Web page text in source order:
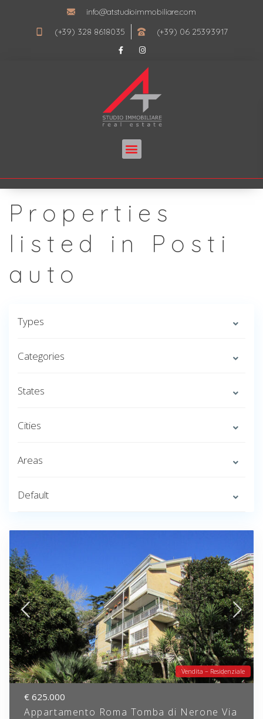
info@atstudioimmobiliare.com
(+39) 328 8618035
(+39) 06 25393917
Properties
listed in Posti
auto
Types
Categories
States
Cities
Areas
Default
Vendita – Residenziale
€ 625.000
Appartamento Roma Tomba di Nerone Via